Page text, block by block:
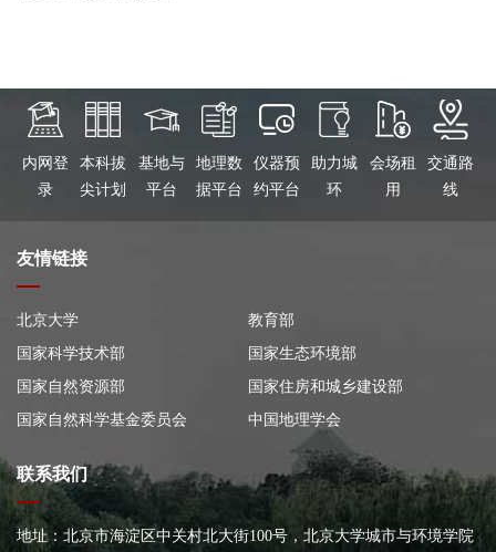
内网登
录
本科拔
尖计划
基地与
平台
地理数
据平台
仪器预
约平台
助力城
环
会场租
用
交通路
线
友情链接
北京大学
教育部
国家科学技术部
国家生态环境部
国家自然资源部
国家住房和城乡建设部
国家自然科学基金委员会
中国地理学会
联系我们
地址：北京市海淀区中关村北大街100号，北京大学城市与环境学院